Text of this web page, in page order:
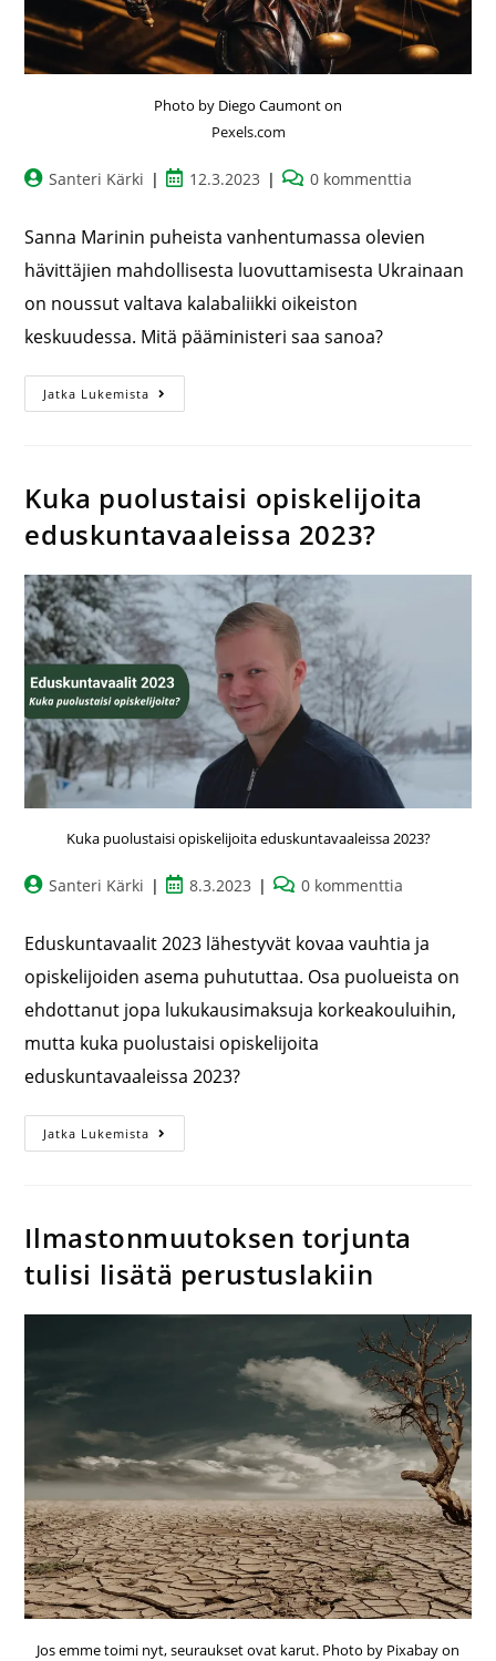
Photo by Diego Caumont on
Pexels.com
Santeri Kärki 12.3.2023 0 kommenttia
Sanna Marinin puheista vanhentumassa olevien
hävittäjien mahdollisesta luovuttamisesta Ukrainaan
on noussut valtava kalabaliikki oikeiston
keskuudessa. Mitä pääministeri saa sanoa?
Jatka Lukemista
Kuka puolustaisi opiskelijoita
eduskuntavaaleissa 2023?
Kuka puolustaisi opiskelijoita eduskuntavaaleissa 2023?
Santeri Kärki 8.3.2023 0 kommenttia
Eduskuntavaalit 2023 lähestyvät kovaa vauhtia ja
opiskelijoiden asema puhututtaa. Osa puolueista on
ehdottanut jopa lukukausimaksuja korkeakouluihin,
mutta kuka puolustaisi opiskelijoita
eduskuntavaaleissa 2023?
Jatka Lukemista
Ilmastonmuutoksen torjunta
tulisi lisätä perustuslakiin
Jos emme toimi nyt, seuraukset ovat karut. Photo by Pixabay on